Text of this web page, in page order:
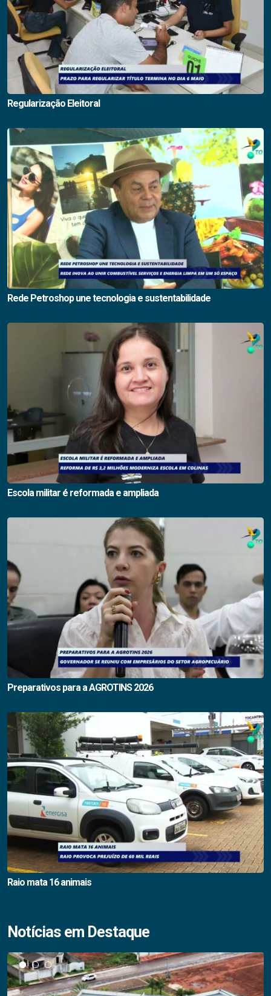
Regularização Eleitoral
Rede Petroshop une tecnologia e sustentabilidade
Escola militar é reformada e ampliada
Preparativos para a AGROTINS 2026
Raio mata 16 animais
Notícias em Destaque